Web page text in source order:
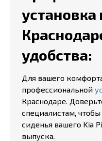
установка
удобства:
Для вашего
профессиональной
Краснодаре.
специалистам,
сиденья вашего Kia
выпуска.